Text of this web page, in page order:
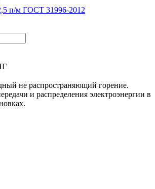
п/м ГОСТ 31996-2012
не распространяющий горение.
и распределения электроэнергии в